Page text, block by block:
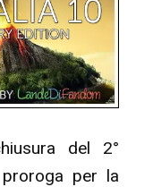
del 2°
per la